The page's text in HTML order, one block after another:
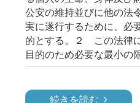
公安の維持並びに他の法
実に遂行するために、必
的とする。２ この法律
目的のため必要な最小の
続きを読む